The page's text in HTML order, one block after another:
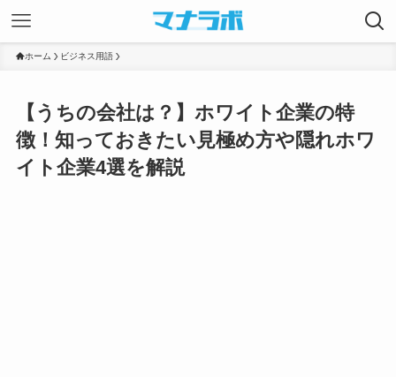
ホーム ビジネス用語
【うちの会社は？】ホワイト企業の特
徴！知っておきたい見極め方や隠れホワ
イト企業4選を解説